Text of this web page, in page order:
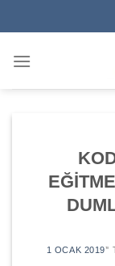
to
1 OCAK 2019’'